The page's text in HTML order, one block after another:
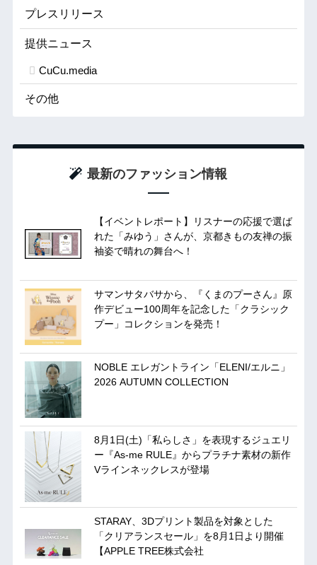
プレスリリース
提供ニュース
CuCu.media
その他
最新のファッション情報
【イベントレポート】リスナーの応援で選ば
れた「みゆう」さんが、京都きもの友禅の振
袖姿で晴れの舞台へ！
サマンサタバサから、『くまのプーさん』原
作デビュー100周年を記念した「クラシック
プー」コレクションを発売！
NOBLE エレガントライン「ELENI/エルニ」
2026 AUTUMN COLLECTION
8月1日(土)「私らしさ」を表現するジュエリ
ー『As-me RULE』からプラチナ素材の新作
Vラインネックレスが登場
STARAY、3Dプリント製品を対象とした
「クリアランスセール」を8月1日より開催
【APPLE TREE株式会社